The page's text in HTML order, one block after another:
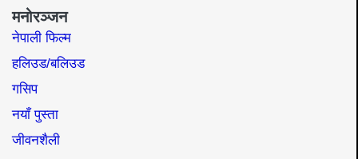
मनोरञ्जन
नेपाली फिल्म
हलिउड/बलिउड
गसिप
नयाँ पुस्ता
जीवनशैली